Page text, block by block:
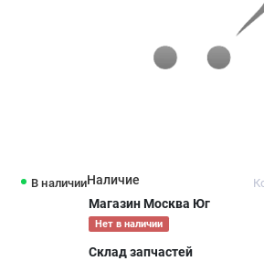
В наличииНаличие
Магазин Москва Юг
Нет в наличии
Склад запчастей